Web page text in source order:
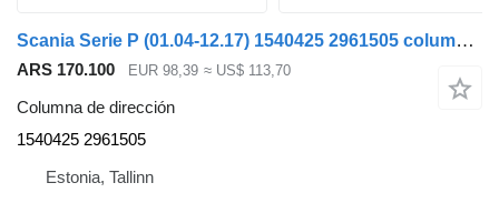
Scania Serie P (01.04-12.17) 1540425 2961505 columna de dirección para Scania P,G,R,T-series (2004-2017) cabeza tractora
ARS 170.100 EUR 98,39 ≈ US$ 113,70
Columna de dirección
1540425 2961505
Estonia, Tallinn